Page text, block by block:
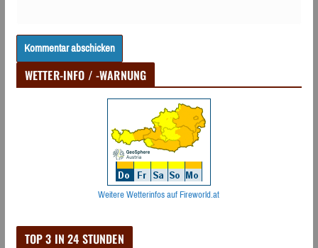
WETTER-INFO / -WARNUNG
Weitere Wetterinfos auf Fireworld.at
TOP 3 IN 24 STUNDEN